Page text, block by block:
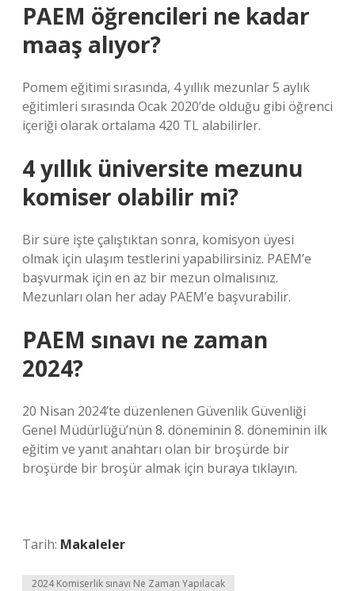
PAEM öğrencileri ne kadar
maaş alıyor?
Pomem eğitimi sırasında, 4 yıllık mezunlar 5 aylık
eğitimleri sırasında Ocak 2020’de olduğu gibi öğrenci
içeriği olarak ortalama 420 TL alabilirler.
4 yıllık üniversite mezunu
komiser olabilir mi?
Bir süre işte çalıştıktan sonra, komisyon üyesi
olmak için ulaşım testlerini yapabilirsiniz. PAEM’e
başvurmak için en az bir mezun olmalısınız.
Mezunları olan her aday PAEM’e başvurabilir.
PAEM sınavı ne zaman
2024?
20 Nisan 2024’te düzenlenen Güvenlik Güvenliği
Genel Müdürlüğü’nün 8. döneminin 8. döneminin ilk
eğitim ve yanıt anahtarı olan bir broşürde bir
broşürde bir broşür almak için buraya tıklayın.
Tarih: Makaleler
2024 Komiserlik sınavı Ne Zaman Yapılacak